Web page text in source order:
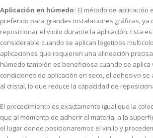
Aplicación en húmedo: El método de aplicación
preferido para grandes instalaciones gráficas, ya
reposicionar el vinilo durante la aplicación. Esta
considerable cuando se aplican logotipos
aplicaciones que requieren una alineación
húmedo también es beneficiosa cuando se aplica
condiciones de aplicación en seco, el adhesivo
al cristal, lo que reduce la capacidad de
El procedimiento es exactamente igual que la
que al momento de adherir el material a la
el lugar donde posicionaremos el vinilo y